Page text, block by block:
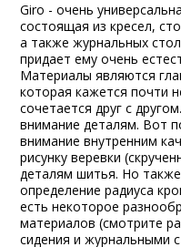
Giro - очень
состоящая из кресел,
а также журнальных
придает ему очень
Материалы являются
которая кажется почти
сочетается друг с
внимание деталям. Вот
внимание внутренним
рисунку веревки
деталям шитья. Но
определение радиуса
есть некоторое
материалов (смотрите
сидения и журнальными